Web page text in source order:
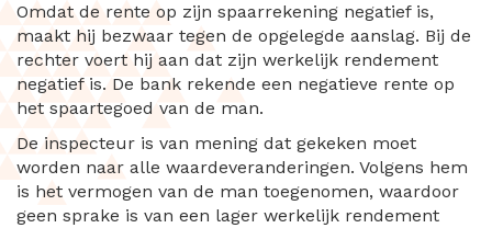
Omdat de rente op zijn spaarrekening negatief is,
maakt hij bezwaar tegen de opgelegde aanslag. Bij de
rechter voert hij aan dat zijn werkelijk rendement
negatief is. De bank rekende een negatieve rente op
het spaartegoed van de man.
De inspecteur is van mening dat gekeken moet
worden naar alle waardeveranderingen. Volgens hem
is het vermogen van de man toegenomen, waardoor
geen sprake is van een lager werkelijk rendement